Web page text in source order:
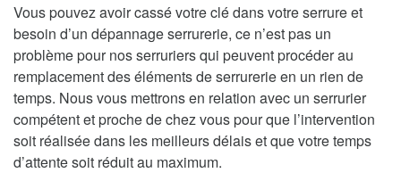
Vous pouvez avoir cassé votre clé dans votre serrure et
besoin d’un dépannage serrurerie, ce n’est pas un
problème pour nos serruriers qui peuvent procéder au
remplacement des éléments de serrurerie en un rien de
temps. Nous vous mettrons en relation avec un serrurier
compétent et proche de chez vous pour que l’intervention
soit réalisée dans les meilleurs délais et que votre temps
d’attente soit réduit au maximum.